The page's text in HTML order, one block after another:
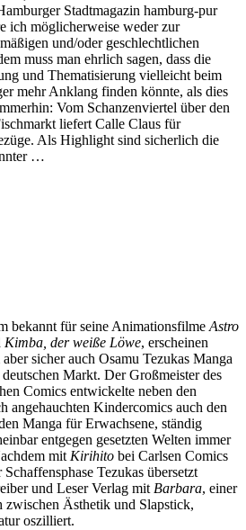
Stadtmagazin hamburg-pur
ich möglicherweise weder zur
und/oder geschlechtlichen
muss man ehrlich sagen, dass die
und Thematisierung vielleicht beim
mehr Anklang finden könnte, als dies
Vom Schanzenviertel über den
liefert Calle Claus für
Als Highlight sind sicherlich die
…
bekannt für seine Animationsfilme Astro
Kimba, der weiße Löwe, erscheinen
aber sicher auch Osamu Tezukas Manga
Markt. Der Großmeister des
Comics entwickelte neben den
angehauchten Kindercomics auch den
Manga für Erwachsene, ständig
entgegen gesetzten Welten immer
mit Kirihito bei Carlsen Comics
Tezukas übersetzt
und Leser Verlag mit Barbara, einer
zwischen Ästhetik und Slapstick,
oszilliert.